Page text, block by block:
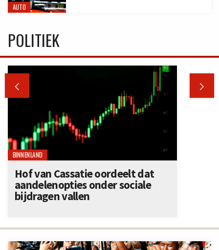
AUTO
POLITIEK
 
BINNENLAND
Hof van Cassatie oordeelt dat
aandelenopties onder sociale
bijdragen vallen